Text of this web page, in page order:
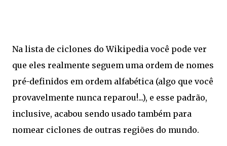
Na lista de ciclones do Wikipedia você pode ver
que eles realmente seguem uma ordem de nomes
pré-definidos em ordem alfabética (algo que você
provavelmente nunca reparou!...), e esse padrão,
inclusive, acabou sendo usado também para
nomear ciclones de outras regiões do mundo.